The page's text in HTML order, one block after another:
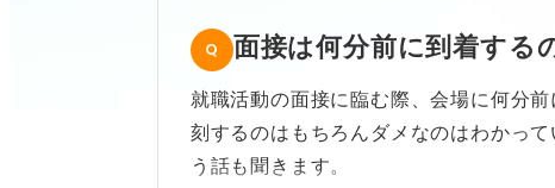
面接は何分前に到着する
就職活動の面接に臨む際、会場に何分
刻するのはもちろんダメなのはわかっ
う話も聞きます。